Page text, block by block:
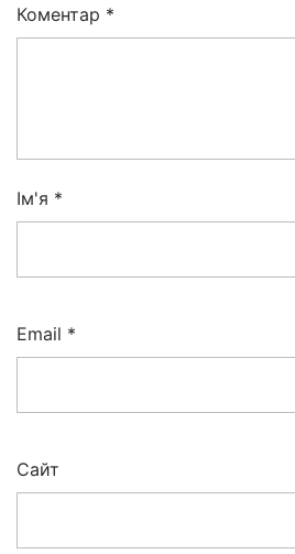
Коментар *
Ім'я *
Email *
Сайт